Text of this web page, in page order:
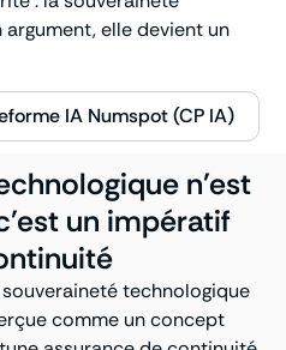
elle devient un
IA Numspot (CP IA)
n'est
un impératif
technologique
comme un concept